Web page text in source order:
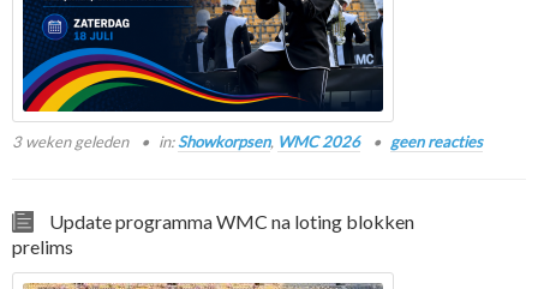
3 weken geleden in:Showkorpsen, WMC 2026 geen reacties
Update programma WMC na loting blokken
prelims